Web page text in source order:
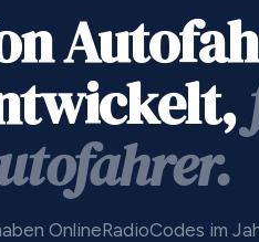
OnlineRadioCodes im